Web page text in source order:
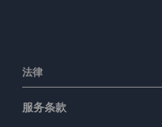
法律
服务条款